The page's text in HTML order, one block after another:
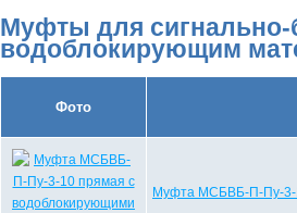
Муфты для сигнально-
водоблокирующим
Фото
Муфта МСБВБ-П-Пу-3-